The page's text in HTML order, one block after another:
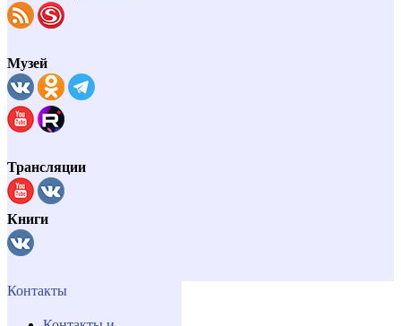
Музей
Трансляции
Книги
Контакты